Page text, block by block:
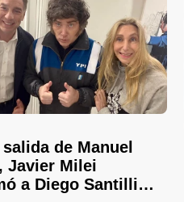
de Manuel
Javier Milei
a Diego Santilli